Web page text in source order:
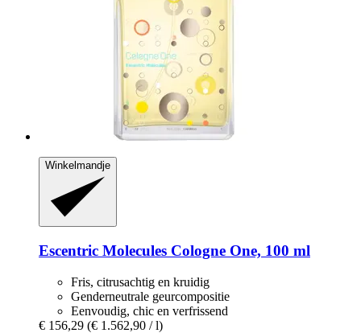
Winkelmandje
Escentric Molecules Cologne One, 100 ml
Fris, citrusachtig en kruidig
Genderneutrale geurcompositie
Eenvoudig, chic en verfrissend
€ 156,29 (€ 1.562,90 / l)